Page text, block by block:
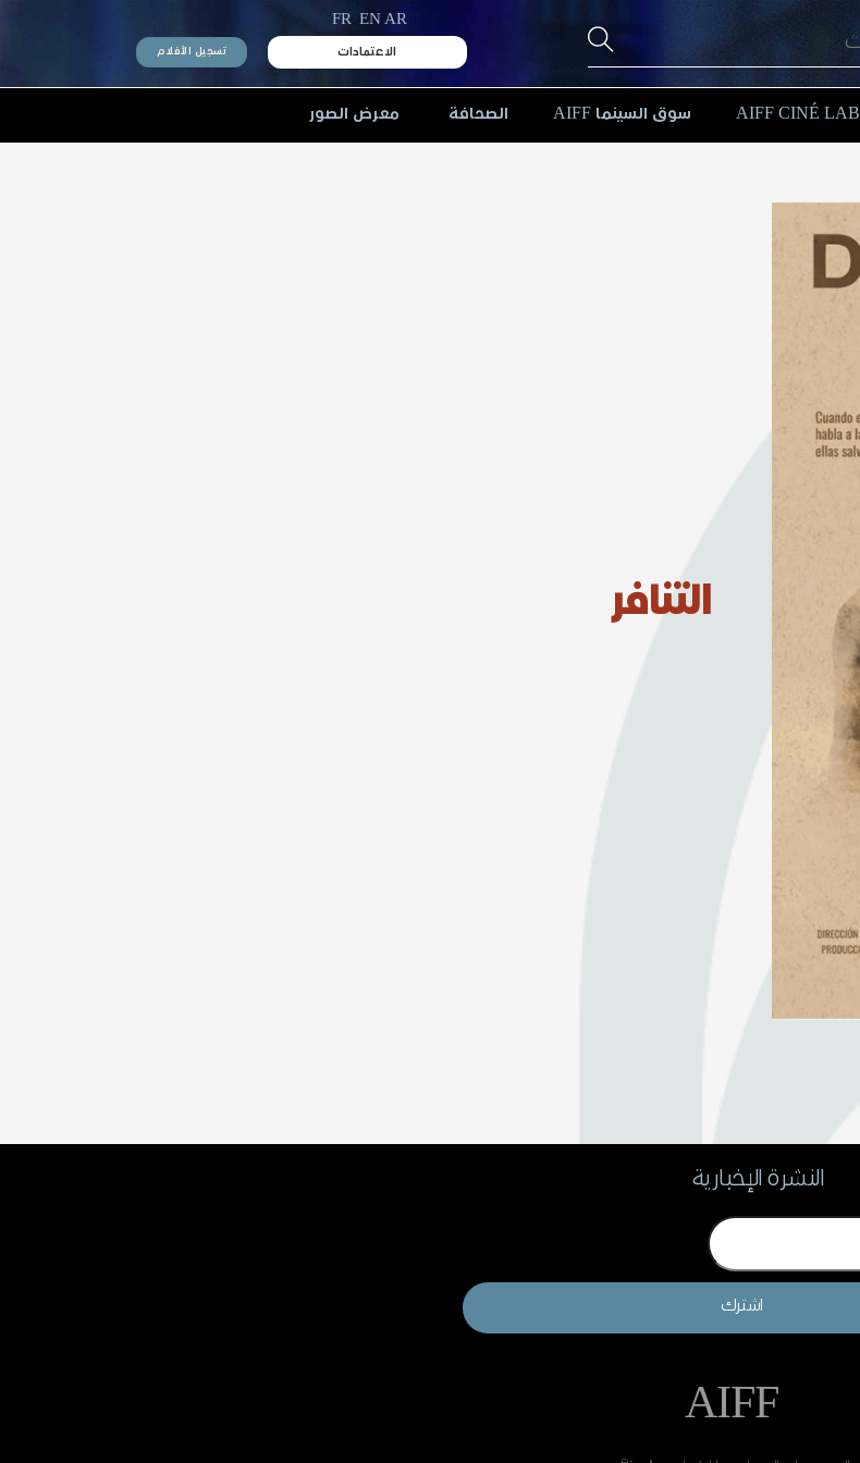
AR
EN
FR
الاعتمادات تسجيل الأفلام
AIFF CINÉ LAB سوق السينما AIFF الصحافة معرض الصور
التنافر
النشرة الإخبارية
اشترك
AIFF